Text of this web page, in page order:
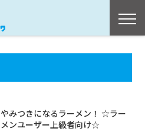
やみつきになるラーメン！ ☆ラー
メンユーザー上級者向け☆